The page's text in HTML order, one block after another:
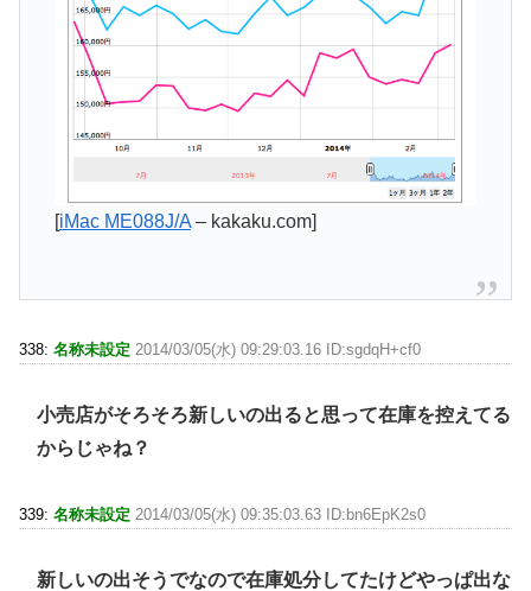
[iMac ME088J/A– kakaku.com]
338: 名称未設定 2014/03/05(水) 09:29:03.16 ID:sgdqH+cf0
小売店がそろそろ新しいの出ると思って在庫を控えてる
からじゃね？
339: 名称未設定 2014/03/05(水) 09:35:03.63 ID:bn6EpK2s0
新しいの出そうでなので在庫処分してたけどやっぱ出な